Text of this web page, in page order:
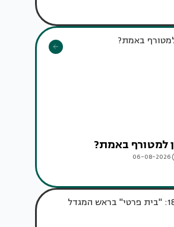
למטורף באמת?
06-08-2026